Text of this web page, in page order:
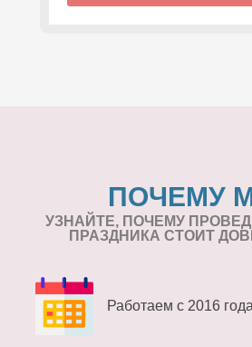
ПОЧЕМУ
УЗНАЙТЕ, ПОЧЕМУ
ПРАЗДНИКА СТОИТ
Работаем с 2016 года